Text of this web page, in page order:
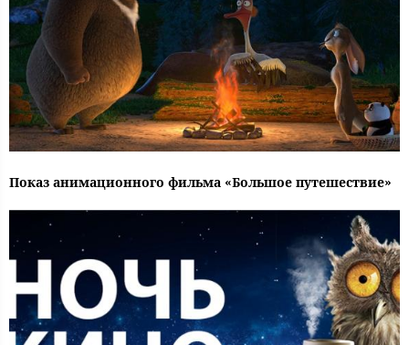
Показ анимационного фильма «Большое путешествие»